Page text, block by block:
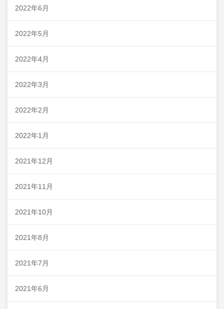
2022年6月
2022年5月
2022年4月
2022年3月
2022年2月
2022年1月
2021年12月
2021年11月
2021年10月
2021年8月
2021年7月
2021年6月